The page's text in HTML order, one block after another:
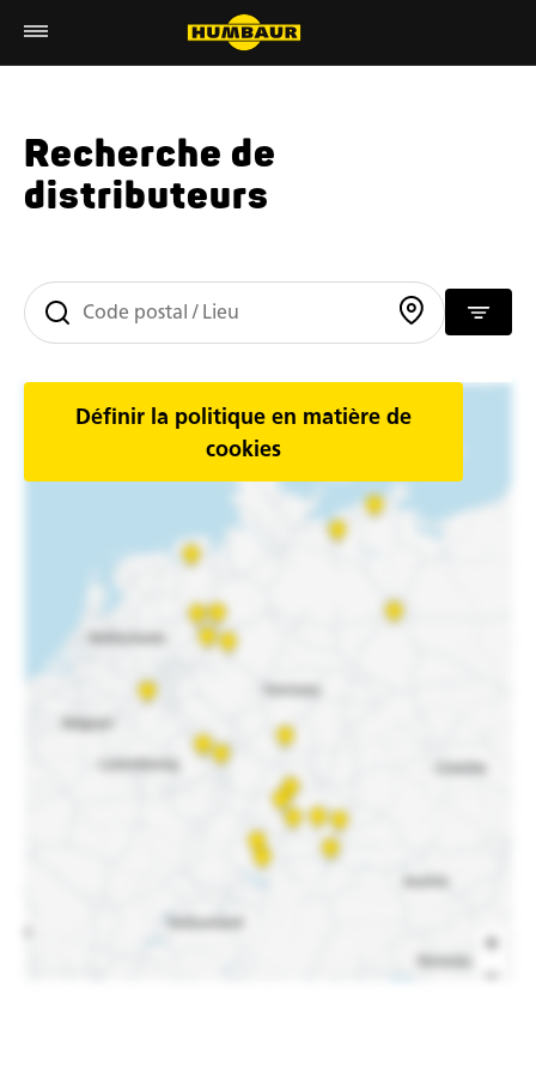
Recherche de
distributeurs
Définir la politique en matière de
cookies